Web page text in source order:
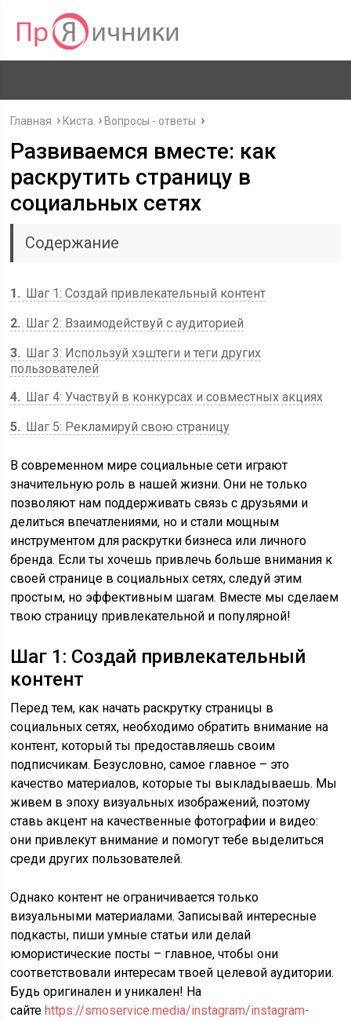
Главная Киста Вопросы - ответы
Развиваемся вместе: как
раскрутить страницу в
социальных сетях
Содержание
1
Шаг 1: Создай привлекательный контент
2
Шаг 2: Взаимодействуй с аудиторией
3
Шаг 3: Используй хэштеги и теги других
пользователей
4
Шаг 4: Участвуй в конкурсах и совместных акциях
5
Шаг 5: Рекламируй свою страницу
В современном мире социальные сети играют
значительную роль в нашей жизни. Они не только
позволяют нам поддерживать связь с друзьями и
делиться впечатлениями, но и стали мощным
инструментом для раскрутки бизнеса или личного
бренда. Если ты хочешь привлечь больше внимания к
своей странице в социальных сетях, следуй этим
простым, но эффективным шагам. Вместе мы сделаем
твою страницу привлекательной и популярной!
Шаг 1: Создай привлекательный
контент
Перед тем, как начать раскрутку страницы в
социальных сетях, необходимо обратить внимание на
контент, который ты предоставляешь своим
подписчикам. Безусловно, самое главное – это
качество материалов, которые ты выкладываешь. Мы
живем в эпоху визуальных изображений, поэтому
ставь акцент на качественные фотографии и видео:
они привлекут внимание и помогут тебе выделиться
среди других пользователей.
Однако контент не ограничивается только
визуальными материалами. Записывай интересные
подкасты, пиши умные статьи или делай
юмористические посты – главное, чтобы они
соответствовали интересам твоей целевой аудитории.
Будь оригинален и уникален! На
сайтеhttps://smoservice.media/instagram/instagram-